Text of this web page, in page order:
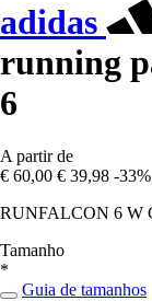
adidas
running
6
A partir de
€ 60,00 € 39,98 -33%
RUNFALCON 6 W
Tamanho
*
Guia de tamanhos